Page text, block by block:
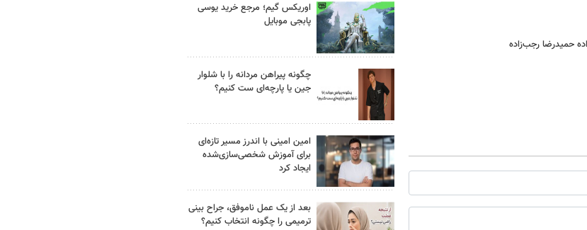
حمیدرضا رجب‌زاده
اوریکس گیم؛ مرجع خرید یوسی
پابجی موبایل
چگونه پیراهن مردانه را با شلوار
جین یا پارچه‌ای ست کنیم؟
امین امینی با اندرز مسیر تازه‌ای
برای آموزش شخصی‌سازی‌شده
ایجاد کرد
بعد از یک عمل ناموفق، جراح بینی
ترمیمی را چگونه انتخاب کنیم؟